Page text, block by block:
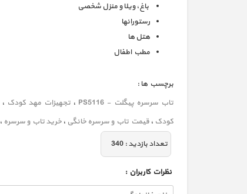
باغ، ویلا و منزل شخصی
رستورانها
هتل ها
مطب اطفال
برچسب ها :
تاب سرسره پیگلت - PS5116
، تجهیزات مهد کودک ،
کودک ، قیمت تاب و سرسره خانگی ، خرید تاب و سرسره ،
تعداد بازديد : 340
نظرات كاربران :